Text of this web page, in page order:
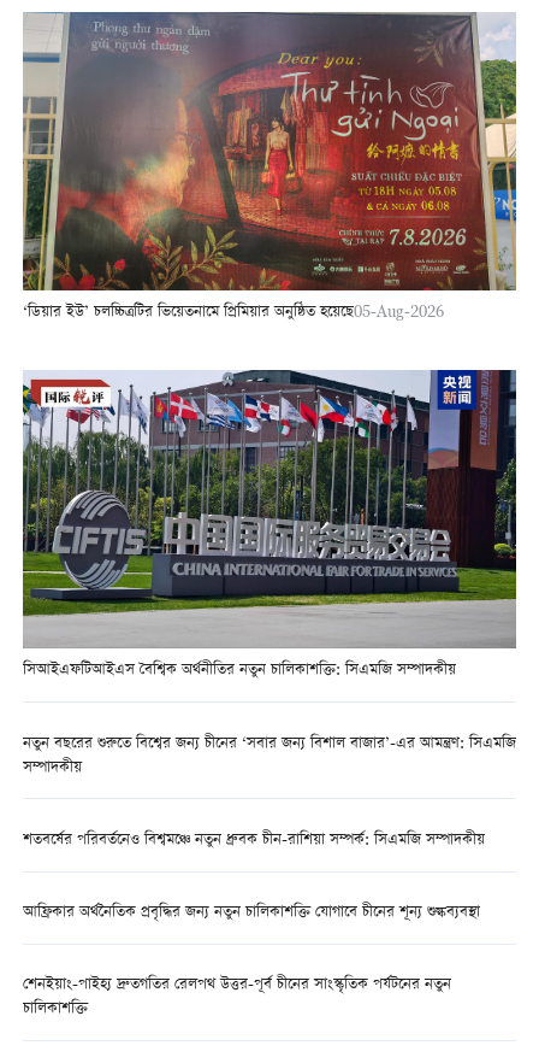
‘ডিয়ার ইউ’ চলচ্চিত্রটির ভিয়েতনামে প্রিমিয়ার অনুষ্ঠিত হয়েছে05-Aug-2026
সিআইএফটিআইএস বৈশ্বিক অর্থনীতির নতুন চালিকাশক্তি: সিএমজি সম্পাদকীয়
নতুন বছরের শুরুতে বিশ্বের জন্য চীনের ‘সবার জন্য বিশাল বাজার’-এর আমন্ত্রণ: সিএমজি
সম্পাদকীয়
শতবর্ষের পরিবর্তনেও বিশ্বমঞ্চে নতুন ধ্রুবক চীন-রাশিয়া সম্পর্ক: সিএমজি সম্পাদকীয়
আফ্রিকার অর্থনৈতিক প্রবৃদ্ধির জন্য নতুন চালিকাশক্তি যোগাবে চীনের শূন্য শুল্কব্যবস্থা
শেনইয়াং-পাইহ্য দ্রুতগতির রেলপথ উত্তর-পূর্ব চীনের সাংস্কৃতিক পর্যটনের নতুন
চালিকাশক্তি